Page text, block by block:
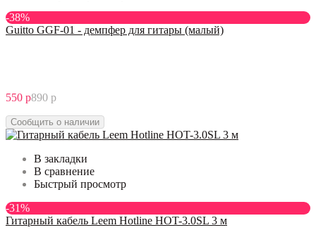
-38%
Guitto GGF-01 - демпфер для гитары (малый)
550 р890 р
Сообщить о наличии
В закладки
В сравнение
Быстрый просмотр
-31%
Гитарный кабель Leem Hotline HOT-3.0SL 3 м